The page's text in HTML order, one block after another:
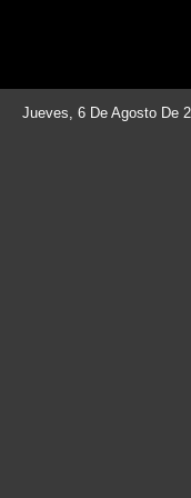
Jueves, 6 De Agosto De